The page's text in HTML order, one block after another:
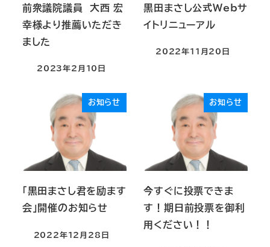
前衆議院議員 大西 宏
幸様より推薦いただき
ました
2023年2月10日
黒田まさし公式Webサ
イトリニューアル
2022年11月20日
お知らせ
「黒田まさし君を励ます
会」開催のお知らせ
2022年12月28日
お知らせ
今すぐに投票できま
す！期日前投票を御利
用ください！！